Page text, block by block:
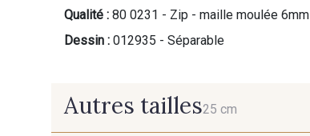
Qualité : 80 0231 - Zip - maille moulée 6mm
Dessin : 012935 - Séparable
Autres tailles25 cm